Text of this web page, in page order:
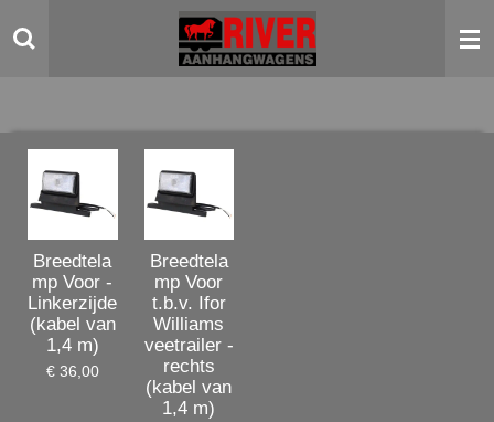
direct
Breedtela
mp Voor -
Linkerzijde
(kabel van
1,4 m)
€ 36,00
Breedtela
mp Voor
t.b.v. Ifor
Williams
veetrailer -
rechts
(kabel van
1,4 m)